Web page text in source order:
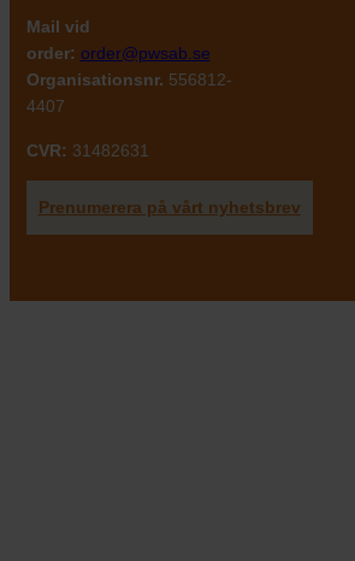
Mail vid
order: order@pwsab.se
Organisationsnr. 556812-
4407
CVR: 31482631
Prenumerera på vårt nyhetsbrev